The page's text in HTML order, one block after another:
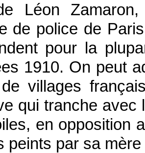
Léon
de police de
pour la
1910. On peut
villages
qui tranche avec
en opposition
peints par sa